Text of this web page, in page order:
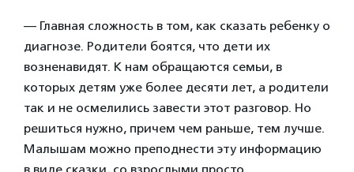
— Главная сложность в том, как сказать ребенку о
диагнозе. Родители боятся, что дети их
возненавидят. К нам обращаются семьи, в
которых детям уже более десяти лет, а родители
так и не осмелились завести этот разговор. Но
решиться нужно, причем чем раньше, тем лучше.
Малышам можно преподнести эту информацию
в виде сказки, со взрослыми просто